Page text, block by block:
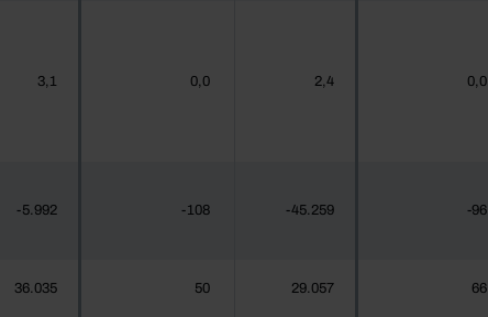
3,1 0,0 2,4 0,0
-5.992 -108 -45.259 -96
36.035 50 29.057 66